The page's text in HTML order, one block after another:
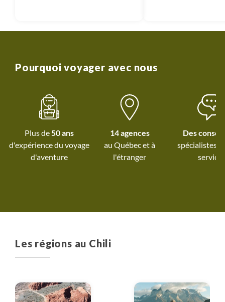
Pourquoi voyager avec nous
Plus de50 ans
d'expérience du voyage
d'aventure
14 agences
au Québec età
l'étranger
Des
spécialistes
service
Les régions au Chili